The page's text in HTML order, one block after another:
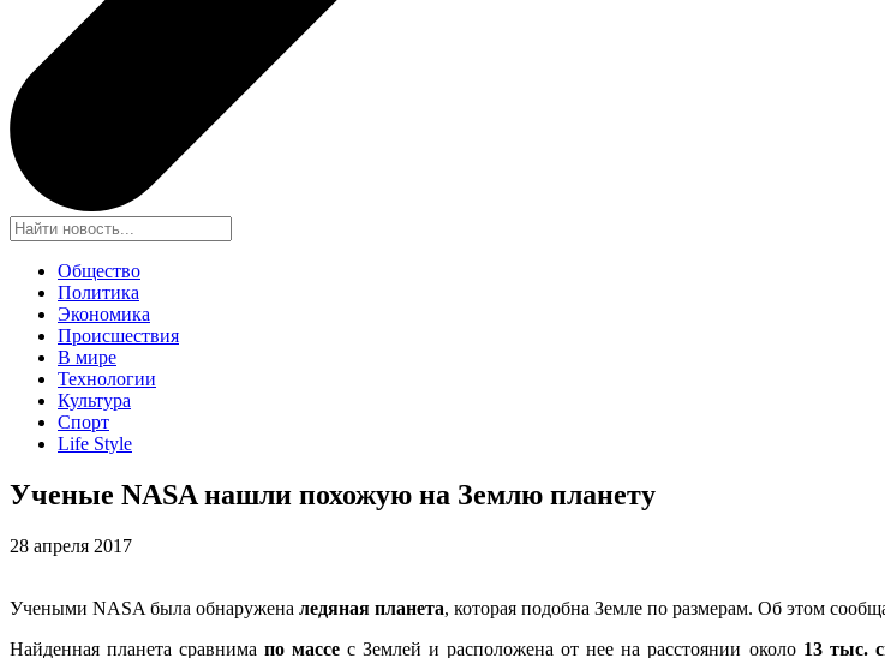
Общество
Политика
Экономика
Происшествия
В мире
Технологии
Культура
Спорт
Life Style
Ученые NASA нашли похожую на Землю планету
28 апреля 2017
Учеными NASA была обнаружена ледяная планета, которая подобна Земле по размерам. Об этом
Найденная планета сравнимапо массе с Землей и расположена от нее на расстоянии около 13 тыс.